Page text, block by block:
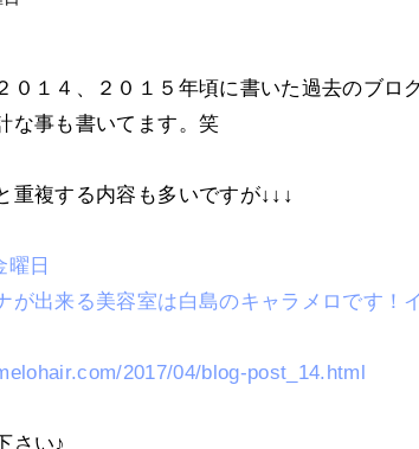
０１４、２０１５年頃に書いた過去のブロ
な事も書いてます。笑
重複する内容も多いですが↓↓↓
曜日
が出来る美容室は白島のキャラメロです！
2017/04/blog-post_14.html
さい♪